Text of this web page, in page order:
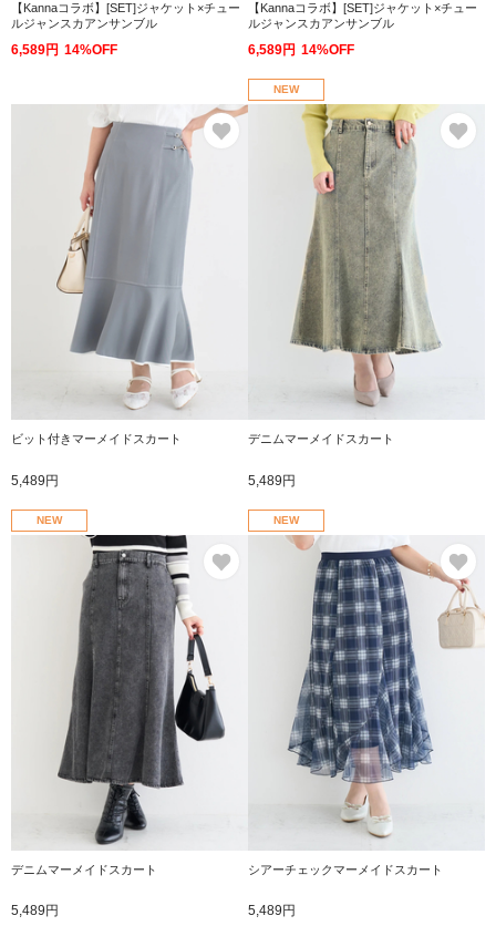
【Kannaコラボ】[SET]ジャケット×チュー
ルジャンスカアンサンブル
6,589円 14%OFF
【Kannaコラボ】[SET]ジャケット×チュー
ルジャンスカアンサンブル
6,589円 14%OFF
お気に入り
ビット付きマーメイドスカート
5,489円
NEW
デニムマーメイドスカート
5,489円
NEW
お気に入り
デニムマーメイドスカート
5,489円
NEW
シアーチェックマーメイドスカート
5,489円